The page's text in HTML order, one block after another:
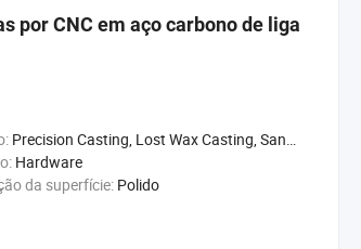
por CNC em aço carbono de liga
Precision Casting, Lost Wax Casting, Sand Casting
Hardware
da superfície: Polido